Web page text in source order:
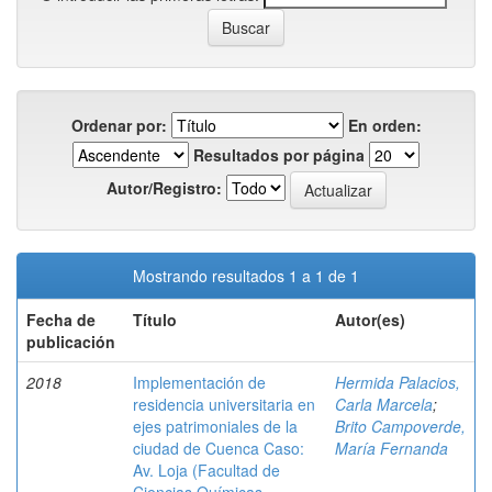
Ordenar por:
En orden:
Resultados por página
Autor/Registro:
Mostrando resultados 1 a 1 de 1
Fecha de
publicación
Título Autor(es)
2018
Implementación de
residencia universitaria en
ejes patrimoniales de la
ciudad de Cuenca Caso:
Av. Loja (Facultad de
Hermida Palacios,
Carla Marcela;
Brito Campoverde,
María Fernanda